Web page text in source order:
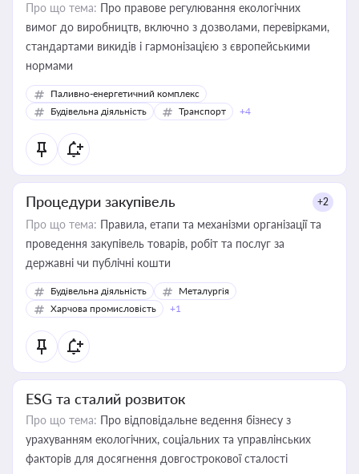
Про що тема: Про правове регулювання екологічних
вимог до виробництв, включно з дозволами, перевірками,
стандартами викидів і гармонізацією з європейськими
нормами
Паливно-енергетичний комплекс
Будівельна діяльність
Транспорт +4
Процедури закупівель +2
Про що тема: Правила, етапи та механізми організації та
проведення закупівель товарів, робіт та послуг за
державні чи публічні кошти
Будівельна діяльність
Металургія
Харчова промисловість
+1
ESG та сталий розвиток
Про що тема: Про відповідальне ведення бізнесу з
урахуванням екологічних, соціальних та управлінських
факторів для досягнення довгострокової сталості